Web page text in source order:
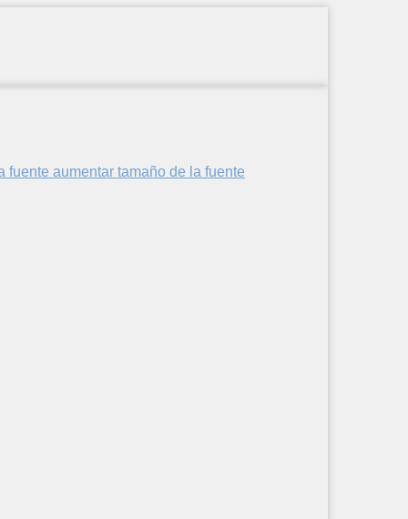
aumentar tamaño de la fuente